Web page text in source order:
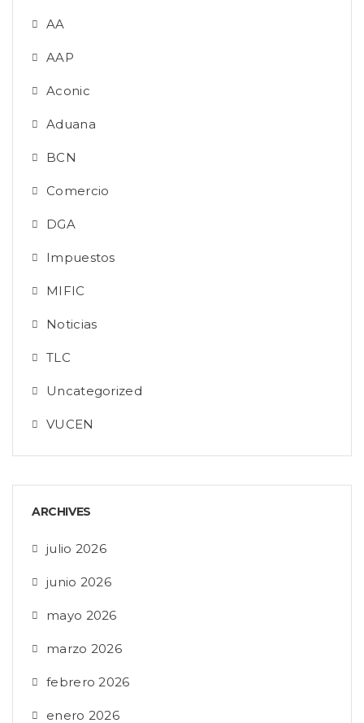
AA
AAP
Aconic
Aduana
BCN
Comercio
DGA
Impuestos
MIFIC
Noticias
TLC
Uncategorized
VUCEN
ARCHIVES
julio 2026
junio 2026
mayo 2026
marzo 2026
febrero 2026
enero 2026